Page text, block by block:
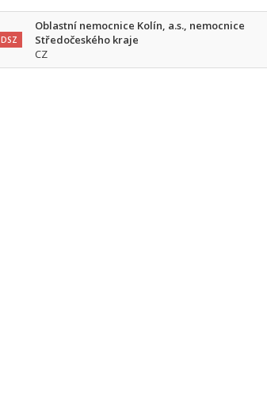
DSZ
Oblastní nemocnice Kolín, a.s., nemocnice
Středočeského kraje
CZ